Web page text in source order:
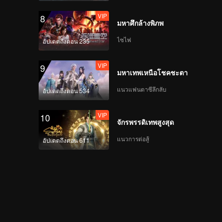
8
อัปเดตถึงตอน 235
VIP
มหาศึกล้างพิภพ
ไซไฟ
9
อัปเดตถึงตอน 534
VIP
มหาเทพเหนือโชคชะตา
แนวแฟนตาซีลึกลับ
10
อัปเดตถึงตอน 611
VIP
จักรพรรดิเทพสูงสุด
แนวการต่อสู้